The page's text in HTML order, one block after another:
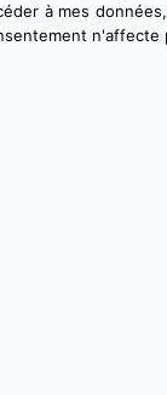
à mes
n'affecte